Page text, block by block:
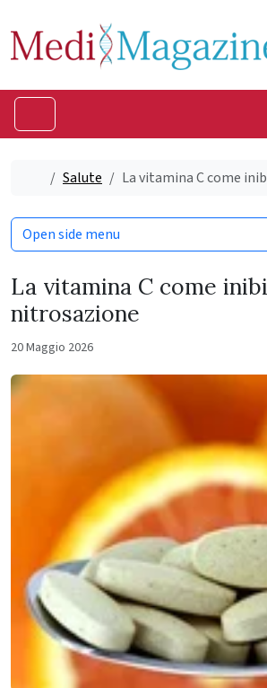
Home
Salute La vitamina C come
La vitamina C come
nitrosazione
20 Maggio 2026
Open side menu